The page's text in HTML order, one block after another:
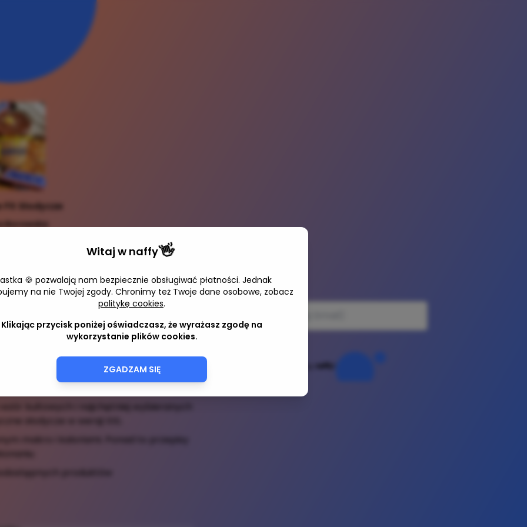
Fit Słodycze
Borowska
powstał z myślą o każdym miłośniku
rezygnować aby osiągnąć swoje
formę życia w przyjemny i smaczny
pragnienia. Wystarczy wybierać
Ci jakie to proste.
kultowych i najchętniej wybieranych
słodycze w wersji XXL
makro i kaloriami. Ponad to przepisy
produktów
Adres e-mail
Witaj w naffy👋
🍪 pozwalają nam bezpiecznie obsługiwać płatności. Jednak
na nie Twojej zgody. Chronimy też Twoje dane osobowe, zobacz
politykę cookies.
Klikając przycisk poniżej oświadczasz, że wyrażasz zgodę na
wykorzystanie plików cookies.
ZGADZAM SIĘ